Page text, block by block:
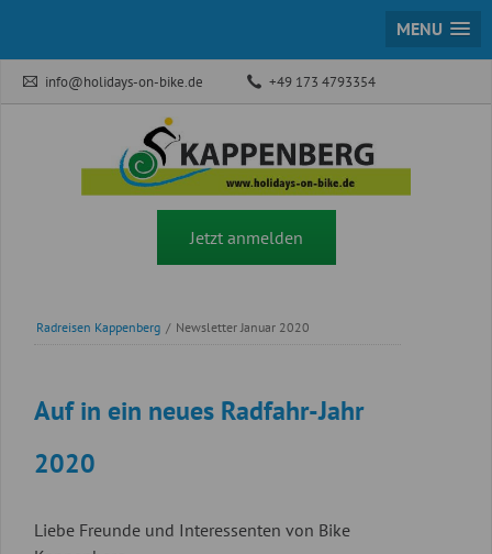
MENU
info@holidays-on-bike.de +49 173 4793354
Jetzt anmelden
Radreisen Kappenberg / Newsletter Januar 2020
Auf in ein neues Radfahr-Jahr
2020
Liebe Freunde und Interessenten von Bike